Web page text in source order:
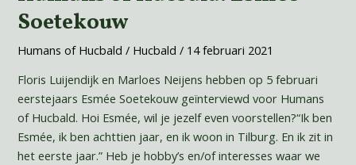
Soetekouw
Humans of Hucbald / Hucbald/ 14 februari 2021
Floris Luijendijk en Marloes Neijens hebben op 5 februari
eerstejaars Esmée Soetekouw geïnterviewd voor Humans
of Hucbald. Hoi Esmée, wil je jezelf even voorstellen?“Ik ben
Esmée, ik ben achttien jaar, en ik woon in Tilburg. En ik zit in
het eerste jaar.” Heb je hobby’s en/of interesses waar we
Esmée
Soetekouw